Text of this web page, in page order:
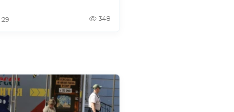
348